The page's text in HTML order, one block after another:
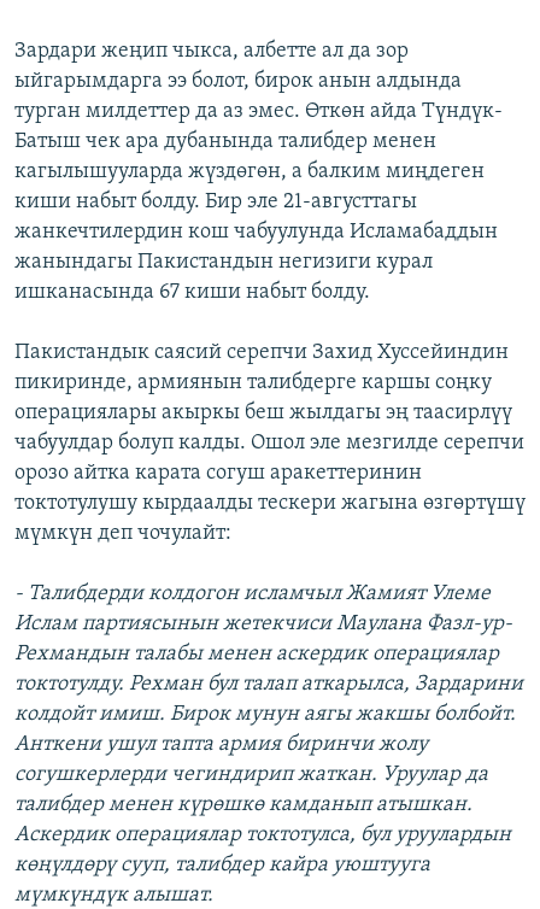
Зардари жеңип чыкса, албетте ал да зор
ыйгарымдарга ээ болот, бирок анын алдында
турган милдеттер да аз эмес. Өткөн айда Түндүк-
Батыш чек ара дубанында талибдер менен
кагылышууларда жүздөгөн, а балким миңдеген
киши набыт болду. Бир эле 21-августтагы
жанкечтилердин кош чабуулунда Исламабаддын
жанындагы Пакистандын негизиги курал
ишканасында 67 киши набыт болду.
Пакистандык саясий серепчи Захид Хуссейиндин
пикиринде, армиянын талибдерге каршы соңку
операциялары акыркы беш жылдагы эң таасирлүү
чабуулдар болуп калды. Ошол эле мезгилде серепчи
орозо айтка карата согуш аракеттеринин
токтотулушу кырдаалды тескери жагына өзгөртүшү
мүмкүн деп чочулайт:
- Талибдерди колдогон исламчыл Жамият Улеме
Ислам партиясынын жетекчиси Маулана Фазл-ур-
Рехмандын талабы менен аскердик операциялар
токтотулду. Рехман бул талап аткарылса, Зардарини
колдойт имиш. Бирок мунун аягы жакшы болбойт.
Анткени ушул тапта армия биринчи жолу
согушкерлерди чегиндирип жаткан. Уруулар да
талибдер менен күрөшкө камданып атышкан.
Аскердик операциялар токтотулса, бул уруулардын
көңүлдөрү сууп, талибдер кайра уюштууга
мүмкүндүк алышат.